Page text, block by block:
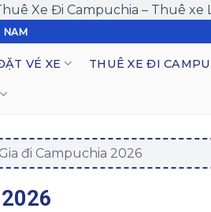
Xe Đi Campuchia – Thuê xe
NAM
VÉ XE THUÊ XE ĐI
đi Campuchia 2026